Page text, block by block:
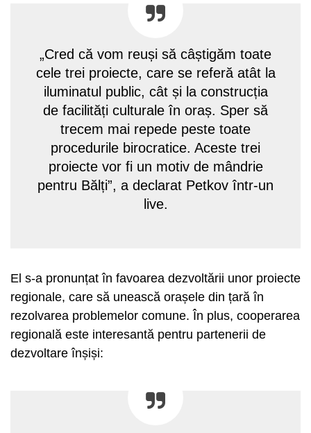
„Cred că vom reuși să câștigăm toate
cele trei proiecte, care se referă atât la
iluminatul public, cât și la construcția
de facilități culturale în oraș. Sper să
trecem mai repede peste toate
procedurile birocratice. Aceste trei
proiecte vor fi un motiv de mândrie
pentru Bălți”, a declarat Petkov într-un
live.
El s-a pronunțat în favoarea dezvoltării unor proiecte
regionale, care să unească orașele din țară în
rezolvarea problemelor comune. În plus, cooperarea
regională este interesantă pentru partenerii de
dezvoltare înșiși: